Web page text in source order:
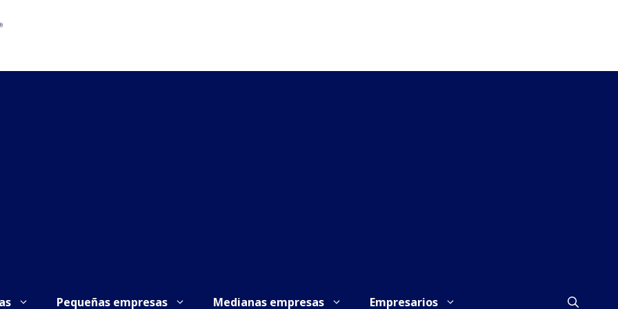
Pequeñas empresas Medianas empresas Empresarios